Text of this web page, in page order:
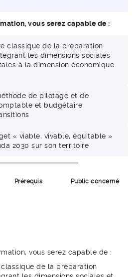
vous serez capable de :
classique de la préparation
les dimensions sociales
à la dimension économique
de pilotage et de
et budgétaire
« viable, vivable, équitable »
2030 sur son territoire
Prérequis Public concerné
vous serez capable de :
de la préparation